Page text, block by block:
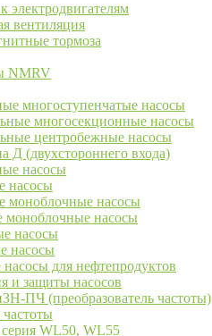
вентиляция
тормоза
NMRV
многоступенчатые насосы
многосекционные насосы
центробежные насосы
Д (двухстороннего входа)
насосы
насосы
моноблочные насосы
насосы
насосы
насосы
для нефтепродуктов
и защиты насосов
ПЧ (преобразователь частоты)
частоты
WL50, WL55